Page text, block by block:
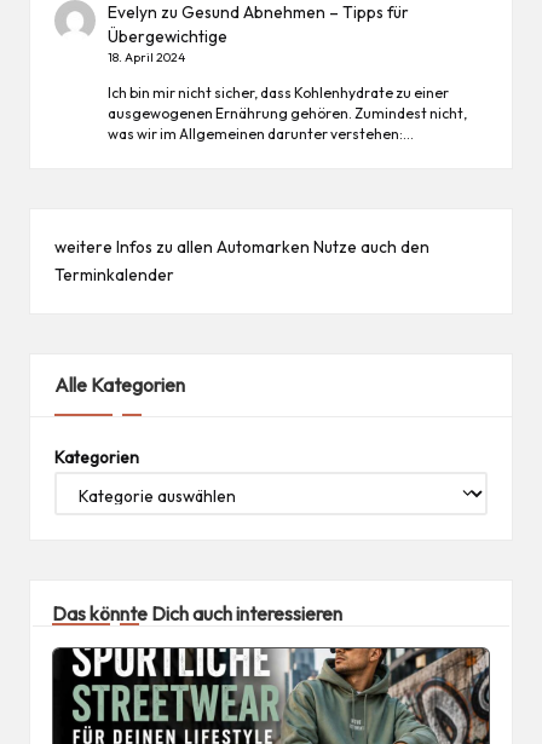
Evelyn zuGesund Abnehmen – Tipps für
Übergewichtige
18. April 2024
Ich bin mir nicht sicher, dass Kohlenhydrate zu einer
ausgewogenen Ernährung gehören. Zumindest nicht,
was wir im Allgemeinen darunter verstehen:…
weitere Infos zu allen Automarken Nutze auch den
Terminkalender
Alle Kategorien
Kategorien
Das könnte Dich auch interessieren